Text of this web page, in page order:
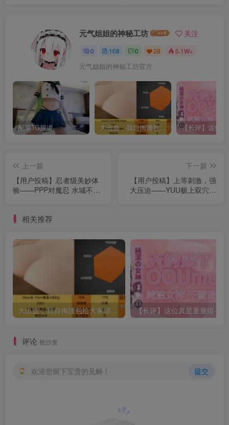
元气姐姐的神秘工坊 关注
0 108 0 28 5.1W+
元气姐姐的神秘工坊官方
配菜TG频道 大出血，我自掏腰包给大家带来——KAGUYANO新品蜂蜜芥末酱倔强款测评
上一篇
【用户投稿】忍者级美妙体
验——PPP对魔忍 水城不知
下一篇
【用户投稿】上等刺激，强
大压迫——YUU极上双穴回
相关推荐
大出血，我自掏腰包给大家带来——KAGUYANO新品蜂蜜芥末酱倔强款测评
评论 抢沙发
欢迎您留下宝贵的见解！ 提交